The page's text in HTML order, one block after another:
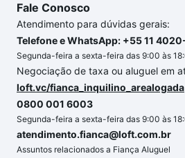
Fale Conosco
Atendimento para dúvidas gerais:
Telefone e WhatsApp: +55 11
Segunda-feira a sexta-feira das 9:00 às
Negociação de taxa ou aluguel em
loft.vc/fianca_inquilino_arealogada
0800 001 6003
Segunda-feira a sexta-feira das 9:00 às
atendimento.fianca@loft.com.br
Assuntos relacionados a Fiança Aluguel